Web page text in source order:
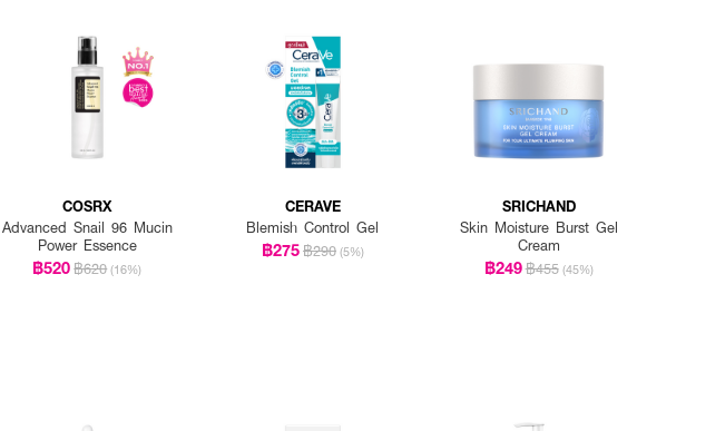
COSRX
Advanced Snail 96 Mucin
Power Essence
฿520฿620 (16%)
CERAVE
Blemish Control Gel
฿275฿290 (5%)
SRICHAND
Skin Moisture Burst Gel
Cream
฿249฿455 (45%)